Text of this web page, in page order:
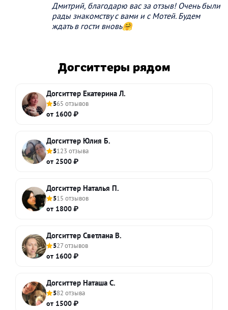
Дмитрий, благодарю вас за отзыв! Очень были
рады знакомству с вами и с Мотей. Будем
ждать в гости вновь🤗
Догситтеры рядом
Догситтер Екатерина Л.
565 отзывов
от 1600 ₽
Догситтер Юлия Б.
5123 отзыва
от 2500 ₽
Догситтер Наталья П.
515 отзывов
от 1800 ₽
Догситтер Светлана В.
527 отзывов
от 1600 ₽
Догситтер Наташа С.
582 отзыва
от 1500 ₽